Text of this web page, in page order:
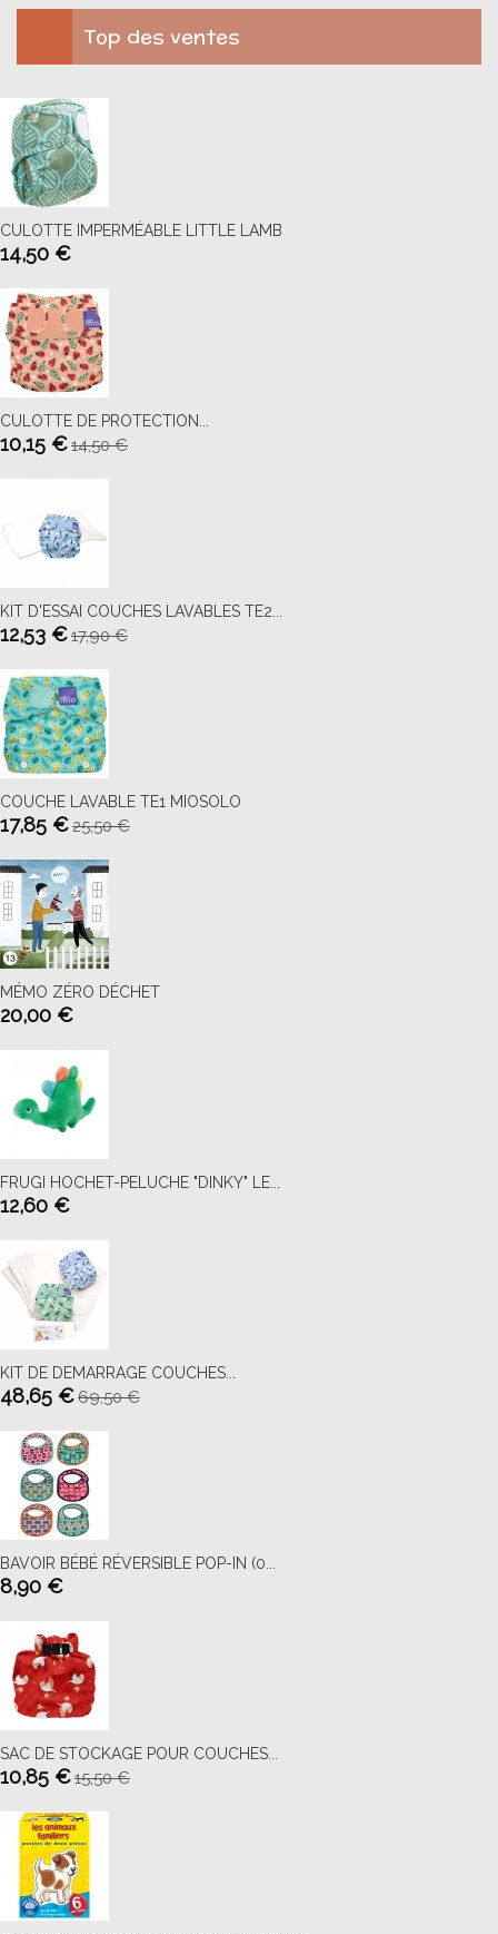
Top des ventes
CULOTTE IMPERMÉABLE LITTLE LAMB
14,50 €
CULOTTE DE PROTECTION...
10,15 €14,50 €
KIT D'ESSAI COUCHES LAVABLES TE2...
12,53 €17,90 €
COUCHE LAVABLE TE1 MIOSOLO
17,85 €25,50 €
MÉMO ZÉRO DÉCHET
20,00 €
FRUGI HOCHET-PELUCHE "DINKY" LE...
12,60 €
KIT DE DEMARRAGE COUCHES...
48,65 €69,50 €
BAVOIR BÉBÉ RÉVERSIBLE POP-IN (0...
8,90 €
SAC DE STOCKAGE POUR COUCHES...
10,85 €15,50 €